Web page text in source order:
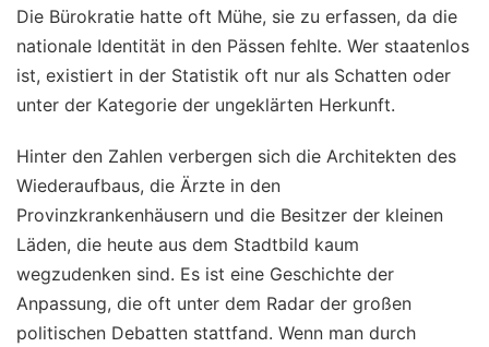
Die Bürokratie hatte oft Mühe, sie zu erfassen, da die
nationale Identität in den Pässen fehlte. Wer staatenlos
ist, existiert in der Statistik oft nur als Schatten oder
unter der Kategorie der ungeklärten Herkunft.
Hinter den Zahlen verbergen sich die Architekten des
Wiederaufbaus, die Ärzte in den
Provinzkrankenhäusern und die Besitzer der kleinen
Läden, die heute aus dem Stadtbild kaum
wegzudenken sind. Es ist eine Geschichte der
Anpassung, die oft unter dem Radar der großen
politischen Debatten stattfand. Wenn man durch